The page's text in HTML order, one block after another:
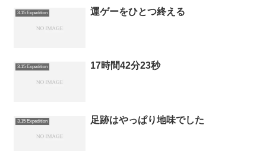
3.15 Expedition 運ゲーをひとつ終える
3.15 Expedition 17時間42分23秒
3.15 Expedition 足跡はやっぱり地味でした